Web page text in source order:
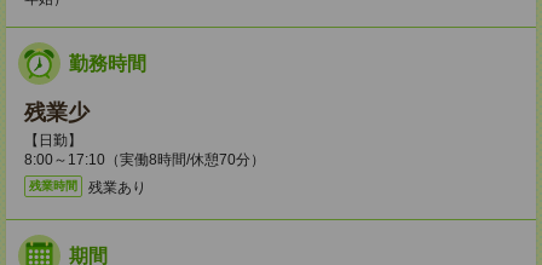
勤務時間
残業少
【日勤】
8:00～17:10（実働8時間/休憩70分）
残業時間 残業あり
期間